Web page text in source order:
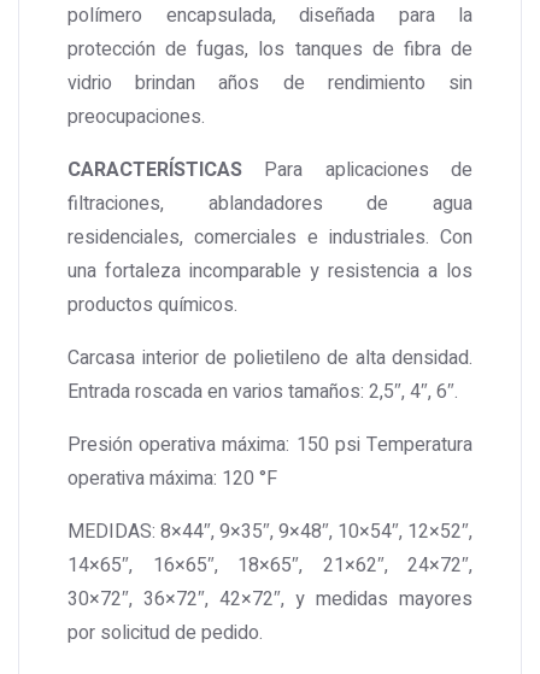
polímero encapsulada, diseñada para la
protección de fugas, los tanques de fibra de
vidrio brindan años de rendimiento sin
preocupaciones.
CARACTERÍSTICAS Para aplicaciones de
filtraciones, ablandadores de agua
residenciales, comerciales e industriales. Con
una fortaleza incomparable y resistencia a los
productos químicos.
Carcasa interior de polietileno de alta densidad.
Entrada roscada en varios tamaños: 2,5″, 4″, 6″.
Presión operativa máxima: 150 psi Temperatura
operativa máxima: 120 °F
MEDIDAS: 8×44″, 9×35″, 9×48″, 10×54″, 12×52″,
14×65″, 16×65″, 18×65″, 21×62″, 24×72″,
30×72″, 36×72″, 42×72″, y medidas mayores
por solicitud de pedido.